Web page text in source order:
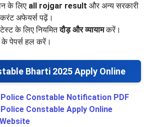
के लिए all rojgar result और अन्य सरकारी
करंट अफेयर्स पढ़ें।
के लिए नियमितदौड़ और व्यायामकरें।
के पेपर्स हल करें।
Bharti 2025 Apply Online
Police Constable Notification PDF
Police Constable Apply Online